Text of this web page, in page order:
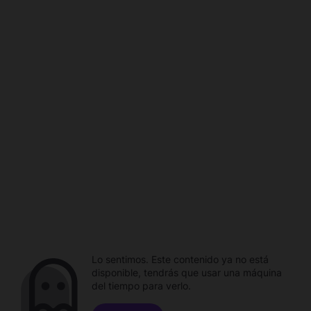
Lo sentimos. Este contenido ya no está
disponible, tendrás que usar una máquina
del tiempo para verlo.